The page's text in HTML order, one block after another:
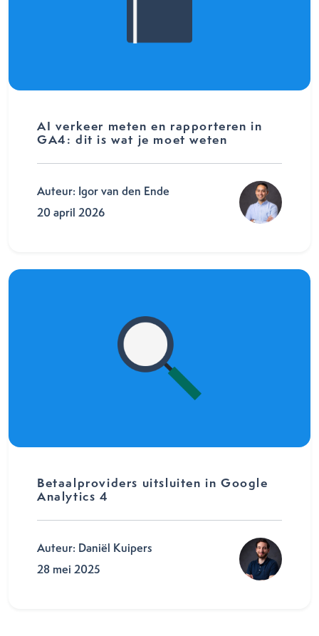
AI verkeer meten en rapporteren in
GA4: dit is wat je moet weten
Auteur: Igor van den Ende
20 april 2026
Betaalproviders uitsluiten in Google
Analytics 4
Auteur: Daniël Kuipers
28 mei 2025